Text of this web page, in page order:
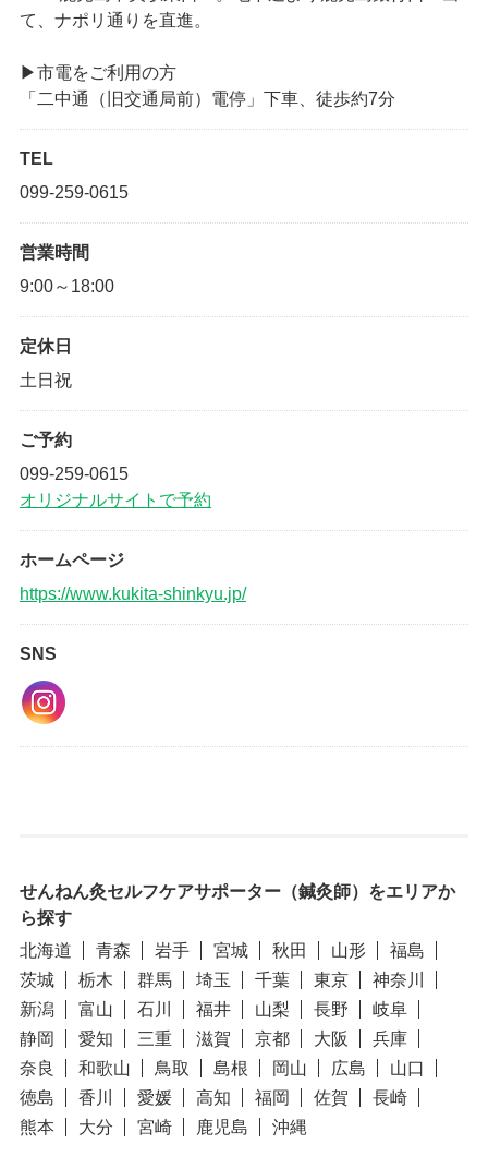
て、ナポリ通りを直進。
▶市電をご利用の方
「二中通（旧交通局前）電停」下車、徒歩約7分
TEL
099-259-0615
営業時間
9:00～18:00
定休日
土日祝
ご予約
099-259-0615
オリジナルサイトで予約
ホームページ
https://www.kukita-shinkyu.jp/
SNS
せんねん灸セルフケアサポーター（鍼灸師）をエリアか
ら探す
北海道
青森 岩手 宮城 秋田 山形
福島
茨城
栃木 群馬 埼玉 千葉 東京
神奈川
新潟
富山 石川 福井 山梨 長野
岐阜
静岡
愛知 三重 滋賀 京都 大阪
兵庫
奈良
和歌山 鳥取 島根 岡山 広島
山口
徳島
香川 愛媛 高知 福岡 佐賀
長崎
熊本
大分 宮崎 鹿児島 沖縄